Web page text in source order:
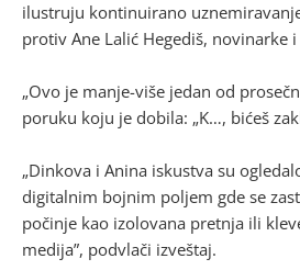
ilustruju kontinuirano
protiv Ane Lalić Hegediš, novinarke
„Ovo je manje-više jedan od
poruku koju je dobila: „K…, bićeš
„Dinkova i Anina iskustva su
digitalnim bojnim poljem gde se
počinje kao izolovana pretnja ili
medija”, podvlači izveštaj.